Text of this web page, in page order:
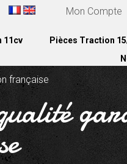
Mon Compte
11cv Pièces Traction
française